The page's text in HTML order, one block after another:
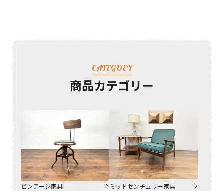
CATEGOEY
商品カテゴリー
ビンテージ家具 ミッドセンチュリー家具